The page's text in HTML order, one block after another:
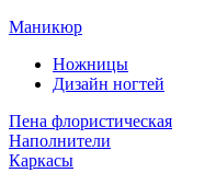
Маникюр
Ножницы
Дизайн ногтей
Пена флористическая
Наполнители
Каркасы